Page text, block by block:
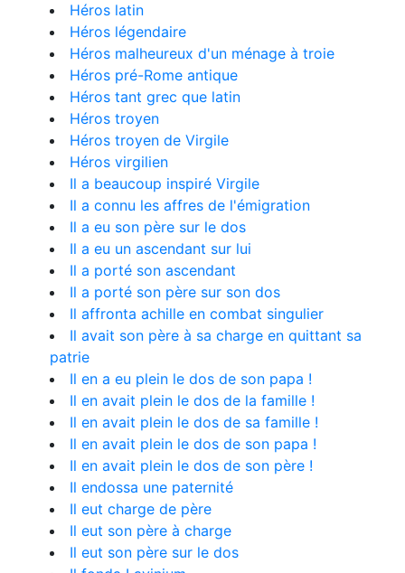
Héros latin
Héros légendaire
Héros malheureux d'un ménage à troie
Héros pré-Rome antique
Héros tant grec que latin
Héros troyen
Héros troyen de Virgile
Héros virgilien
Il a beaucoup inspiré Virgile
Il a connu les affres de l'émigration
Il a eu son père sur le dos
Il a eu un ascendant sur lui
Il a porté son ascendant
Il a porté son père sur son dos
Il affronta achille en combat singulier
Il avait son père à sa charge en quittant sa
patrie
Il en a eu plein le dos de son papa !
Il en avait plein le dos de la famille !
Il en avait plein le dos de sa famille !
Il en avait plein le dos de son papa !
Il en avait plein le dos de son père !
Il endossa une paternité
Il eut charge de père
Il eut son père à charge
Il eut son père sur le dos